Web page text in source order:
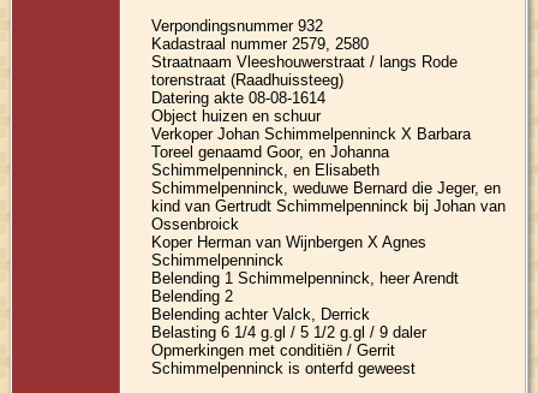
Verpondingsnummer 932
Kadastraal nummer 2579, 2580
Straatnaam Vleeshouwerstraat / langs Rode
torenstraat (Raadhuissteeg)
Datering akte 08-08-1614
Object huizen en schuur
Verkoper Johan Schimmelpenninck X Barbara
Toreel genaamd Goor, en Johanna
Schimmelpenninck, en Elisabeth
Schimmelpenninck, weduwe Bernard die Jeger, en
kind van Gertrudt Schimmelpenninck bij Johan van
Ossenbroick
Koper Herman van Wijnbergen X Agnes
Schimmelpenninck
Belending 1 Schimmelpenninck, heer Arendt
Belending 2
Belending achter Valck, Derrick
Belasting 6 1/4 g.gl / 5 1/2 g.gl / 9 daler
Opmerkingen met conditiën / Gerrit
Schimmelpenninck is onterfd geweest